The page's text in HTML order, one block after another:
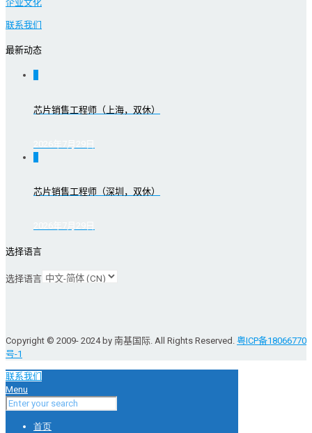
企业文化
联系我们
最新动态
芯片销售工程师（上海，双休）
芯片销售工程师（深圳，双休）
选择语言
选择语言
Copyright © 2009- 2024 by 南基国际. All Rights Reserved. 粤ICP备18066770
号-1
联系我们
Menu
首页